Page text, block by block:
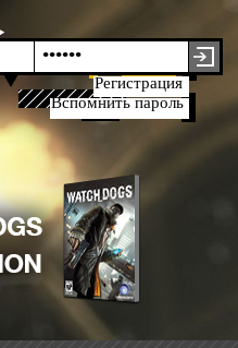
Регистрация
Вспомнить пароль